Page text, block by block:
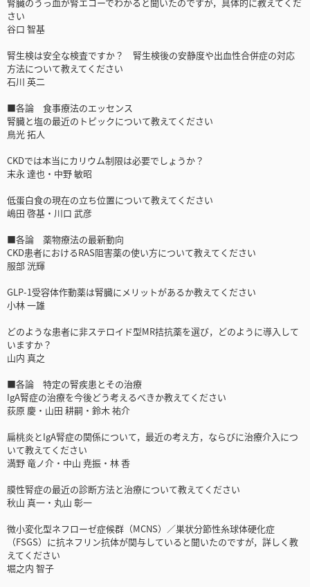
さい
谷口 智基
腎生検は安全な検査ですか？ 腎生検後の安静度や出血性合併症の対応
方法について教えてください
石川 英二
■各論 食事療法のエッセンス
腎臓と塩の最近のトピックについて教えてください
鳥光 拓人
CKDでは本当にカリウム制限は必要でしょうか？
末永 達也・中野 敏昭
低蛋白食の現在の立ち位置について教えてください
嶋田 啓基・川口 武彦
■各論 薬物療法の最新動向
CKD患者におけるRAS阻害薬の使い方について教えてください
服部 洸輝
GLP-1受容体作動薬は腎臓にメリットがあるか教えてください
小林 一雄
どのような患者に非ステロイド型MR拮抗薬を選び，どのように導入して
いますか？
山内 真之
■各論 特定の腎疾患とその治療
IgA腎症の治療を今後どう考えるべきか教えてください
荻原 慶・山田 耕嗣・鈴木 祐介
扁桃炎とIgA腎症の関係について，最近の考え方，ならびに治療介入につ
いて教えてください
満野 竜ノ介・中山 尭振・林 香
膜性腎症の最近の診断方法と治療について教えてください
秋山 真一・丸山 彰一
微小変化型ネフローゼ症候群（MCNS）／巣状分節性糸球体硬化症
（FSGS）に抗ネフリン抗体が関与していると聞いたのですが，詳しく教
えてください
堀之内 智子